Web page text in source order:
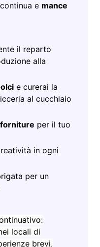
e mance
il reparto
alla
e curerai la
al cucchiaio
per il tuo
in ogni
per un
locali di
brevi,